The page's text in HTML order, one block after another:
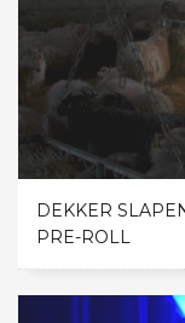
DEKKER
PRE-ROLL